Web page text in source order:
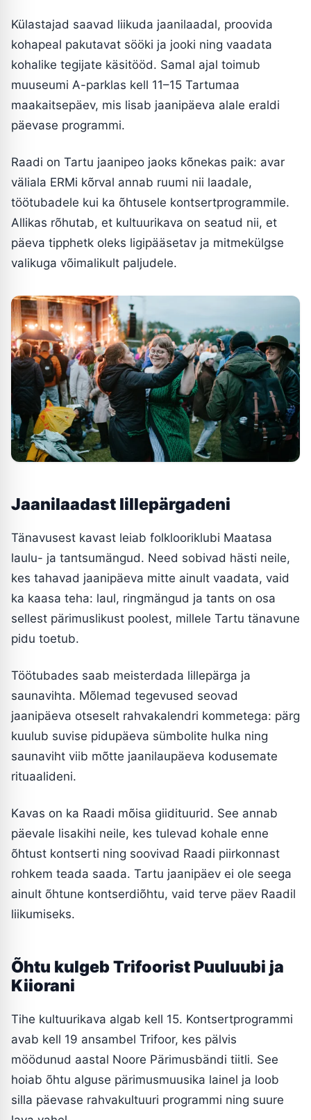
Külastajad saavad liikuda jaanilaadal, proovida
kohapeal pakutavat sööki ja jooki ning vaadata
kohalike tegijate käsitööd. Samal ajal toimub
muuseumi A-parklas kell 11–15 Tartumaa
maakaitsepäev, mis lisab jaanipäeva alale eraldi
päevase programmi.
Raadi on Tartu jaanipeo jaoks kõnekas paik: avar
väliala ERMi kõrval annab ruumi nii laadale,
töötubadele kui ka õhtusele kontsertprogrammile.
Allikas rõhutab, et kultuurikava on seatud nii, et
päeva tipphetk oleks ligipääsetav ja mitmekülgse
valikuga võimalikult paljudele.
Jaanilaadast lillepärgadeni
Tänavusest kavast leiab folklooriklubi Maatasa
laulu- ja tantsumängud. Need sobivad hästi neile,
kes tahavad jaanipäeva mitte ainult vaadata, vaid
ka kaasa teha: laul, ringmängud ja tants on osa
sellest pärimuslikust poolest, millele Tartu tänavune
pidu toetub.
Töötubades saab meisterdada lillepärga ja
saunavihta. Mõlemad tegevused seovad
jaanipäeva otseselt rahvakalendri kommetega: pärg
kuulub suvise pidupäeva sümbolite hulka ning
saunaviht viib mõtte jaanilaupäeva kodusemate
rituaalideni.
Kavas on ka Raadi mõisa giidituurid. See annab
päevale lisakihi neile, kes tulevad kohale enne
õhtust kontserti ning soovivad Raadi piirkonnast
rohkem teada saada. Tartu jaanipäev ei ole seega
ainult õhtune kontserdiõhtu, vaid terve päev Raadil
liikumiseks.
Õhtu kulgeb Trifoorist Puuluubi ja
Kiiorani
Tihe kultuurikava algab kell 15. Kontsertprogrammi
avab kell 19 ansambel Trifoor, kes pälvis
möödunud aastal Noore Pärimusbändi tiitli. See
hoiab õhtu alguse pärimusmuusika lainel ja loob
silla päevase rahvakultuuri programmi ning suure